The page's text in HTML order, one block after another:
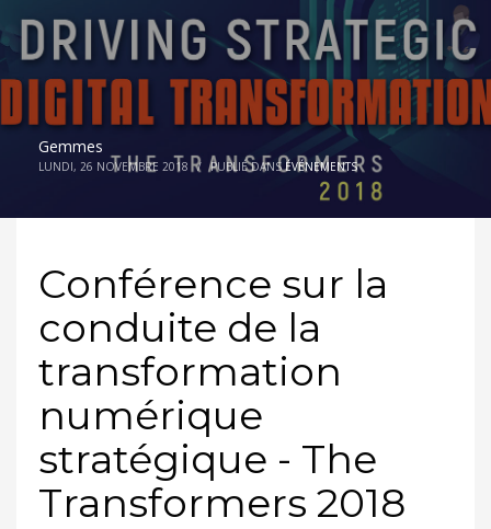
Gemmes
LUNDI, 26 NOVEMBRE 2018 / PUBLIÉ DANSÉVÉNEMENTS
Conférence sur la
conduite de la
transformation
numérique
stratégique - The
Transformers 2018